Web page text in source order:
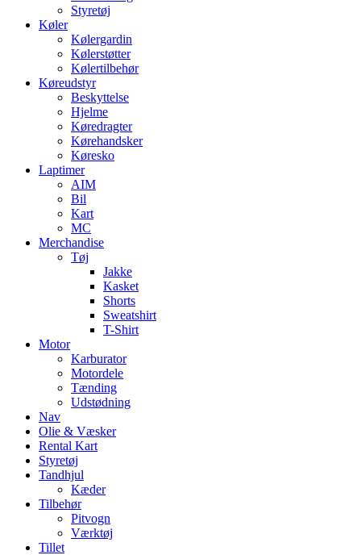
Styretøj
Køler
Kølergardin
Kølerstøtter
Kølertilbehør
Køreudstyr
Beskyttelse
Hjelme
Køredragter
Kørehandsker
Køresko
Laptimer
AIM
Bil
Kart
MC
Merchandise
Tøj
Jakke
Kasket
Shorts
Sweatshirt
T-Shirt
Motor
Karburator
Motordele
Tænding
Udstødning
Nav
Olie & Væsker
Rental Kart
Styretøj
Tandhjul
Kæder
Tilbehør
Pitvogn
Værktøj
Tillet